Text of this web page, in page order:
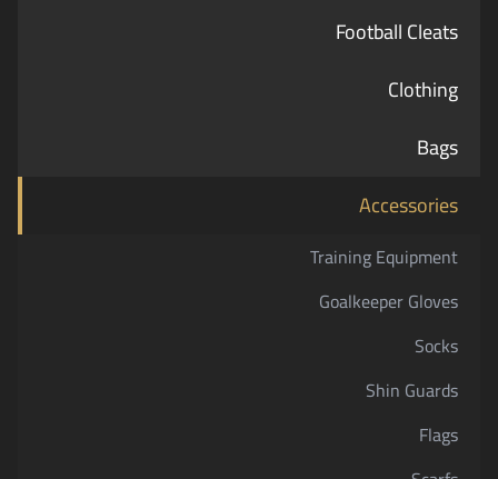
Football Cleats
Clothing
Bags
Accessories
Training Equipment
Goalkeeper Gloves
Socks
Shin Guards
Flags